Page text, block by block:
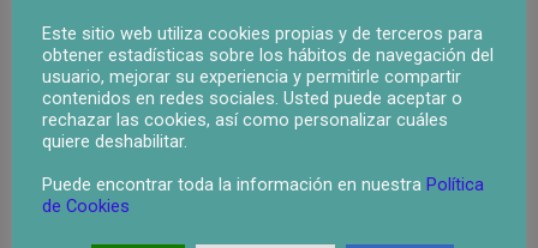
Su Nombre
Provincia:
Localidad:
Este sitio web utiliza cookies propias y de terceros para
obtener estadísticas sobre los hábitos de navegación del
usuario, mejorar su experiencia y permitirle compartir
contenidos en redes sociales. Usted puede aceptar o
rechazar las cookies, así como personalizar cuáles
quiere deshabilitar.
Puede encontrar toda la información en nuestra Política
de Cookies